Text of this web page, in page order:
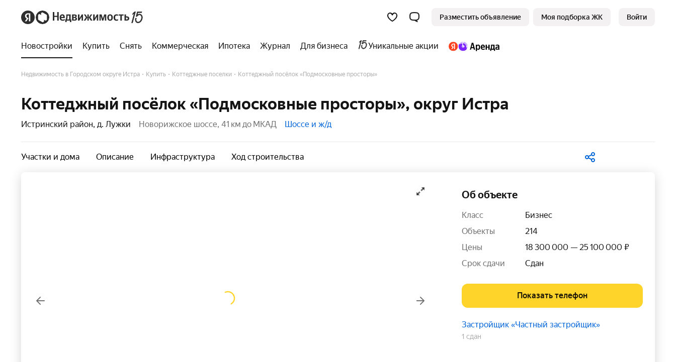
Разместить объявление Моя подборка ЖК Войти
Новостройки Купить Снять Коммерческая Ипотека Журнал Для бизнеса Уникальные акции
Недвижимость в Городском округе Истра Купить Коттеджные поселки Коттеджный посёлок «Подмосковные просторы»
Коттеджный посёлок «Подмосковные просторы», округ Истра
Истринский район, д. Лужки Новорижское шоссе, 41 км до МКАД Шоссе и ж/д
Участки и дома Описание Инфраструктура Ход строительства
Об объекте
Класс
Бизнес
Объекты
214
Цены
18 300 000 — 25 100 000 ₽
Срок сдачи
Сдан
Показать телефон
Застройщик «Частный застройщик»
1 сдан